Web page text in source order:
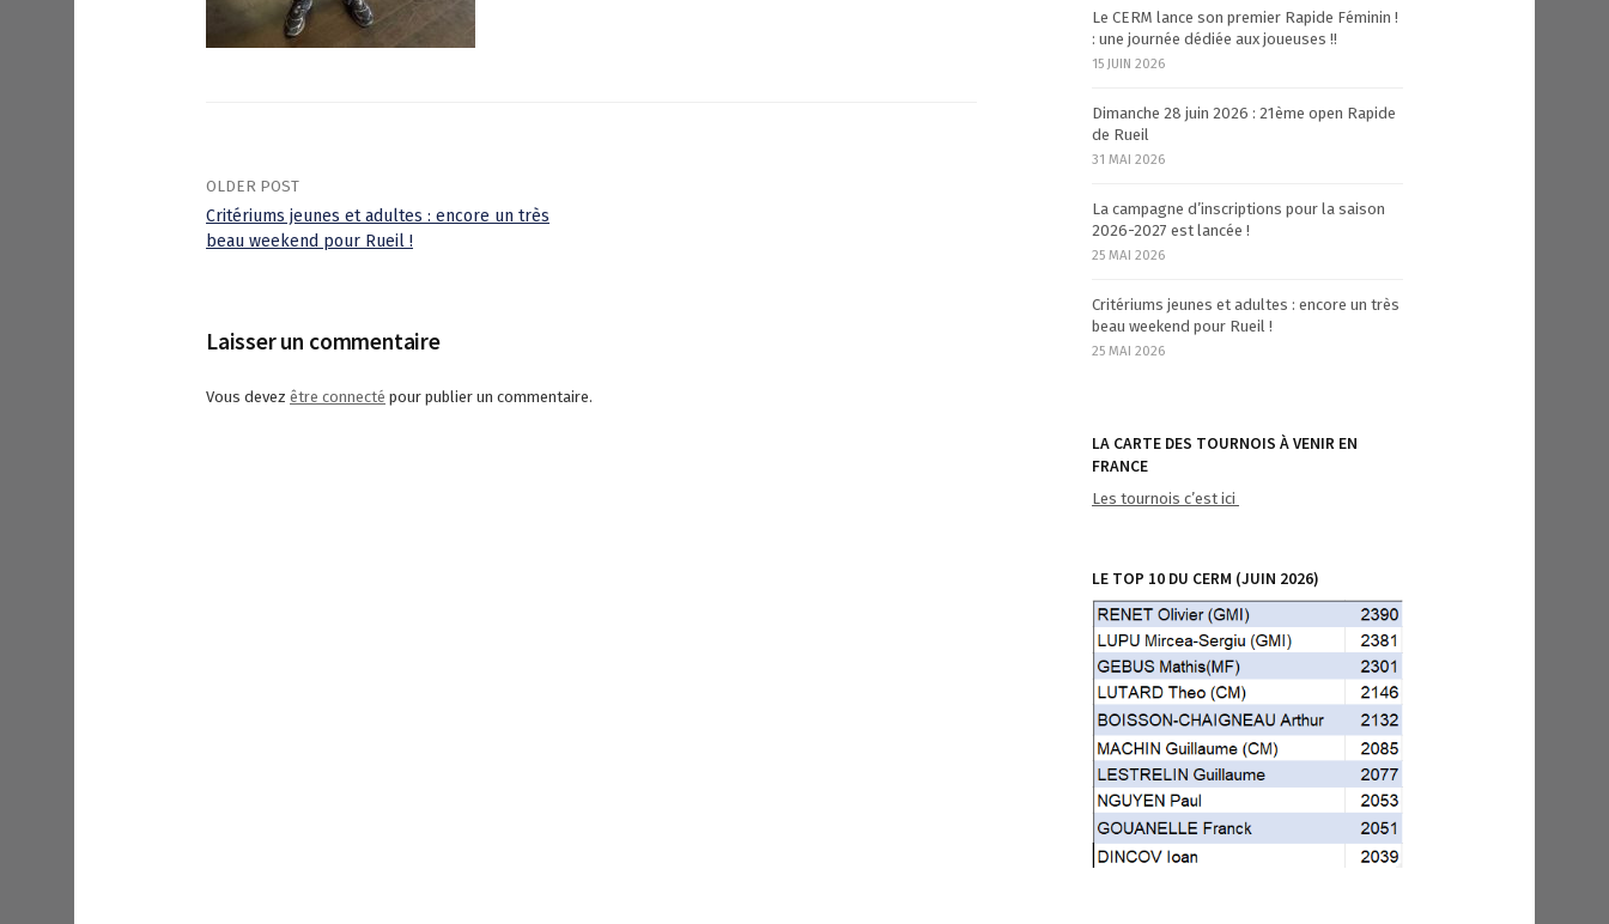
s
t
OLDER POST
Critériums jeunes et adultes : encore un très
beau weekend pour Rueil !
Laisser un commentaire
Vous devez être connecté pour publier un commentaire.
Le CERM lance son premier Rapide Féminin !
: une journée dédiée aux joueuses !!
15 JUIN 2026
Dimanche 28 juin 2026 : 21ème open Rapide
de Rueil
31 MAI 2026
La campagne d’inscriptions pour la saison
2026-2027 est lancée !
25 MAI 2026
Critériums jeunes et adultes : encore un très
beau weekend pour Rueil !
25 MAI 2026
LA CARTE DES TOURNOIS À VENIR EN
FRANCE
Les tournois c’est ici
LE TOP 10 DU CERM (JUIN 2026)